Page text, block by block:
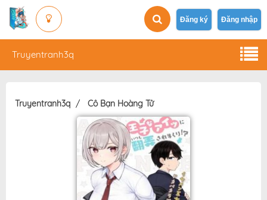
Đăng ký Đăng nhập
Truyentranh3q
Truyentranh3q Cô Bạn Hoàng Tử